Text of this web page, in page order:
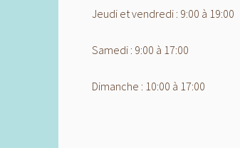
Jeudi et vendredi : 9:00 à 19:00
Samedi : 9:00 à 17:00
Dimanche : 10:00 à 17:00